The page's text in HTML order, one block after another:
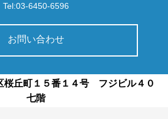
Tel:03-6450-6596
お問い合わせ
桜丘町１５番１４号 フジビル４０
七階